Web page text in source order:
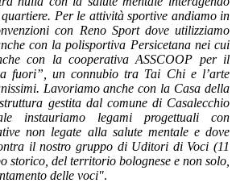
Per le attività sportive andiamo in
con Reno Sport dove utilizziamo
con la polisportiva Persicetana nei cui
con la cooperativa ASSCOOP per il
fuori”, un connubio tra Tai Chi e l’arte
Lavoriamo anche con la Casa della
gestita dal comune di Casalecchio
instauriamo legami progettuali con
non legate alla salute mentale e dove
il nostro gruppo di Uditori di Voci (11
storico, del territorio bolognese e non solo,
delle voci".